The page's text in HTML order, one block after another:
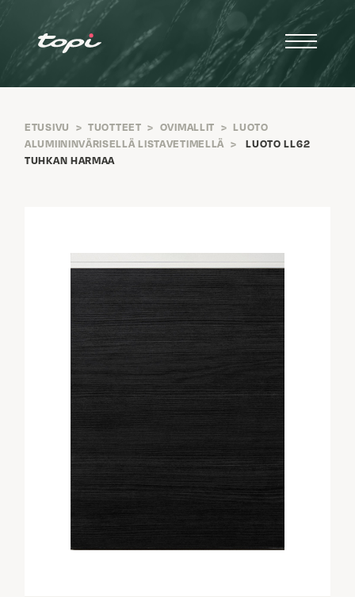
ETUSIVU > TUOTTEET > OVIMALLIT > LUOTO
ALUMIININVÄRISELLÄ LISTAVETIMELLÄ >
LUOTO LL62
TUHKAN HARMAA